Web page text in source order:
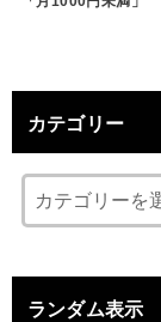
カテゴリー
ランダム表示